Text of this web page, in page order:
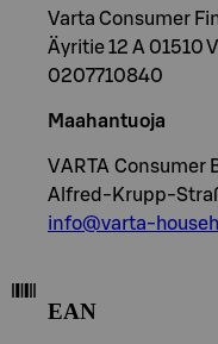
Varta Consumer
Äyritie 12 A 01510
0207710840
Maahantuoja
VARTA Consumer
Alfred-Krupp-
info@varta-
EAN